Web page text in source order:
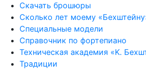
Скачать брошюры
Сколько лет моему
Специальные модели
Справочник по фортепиано
Техническая академия «K.
Традиции